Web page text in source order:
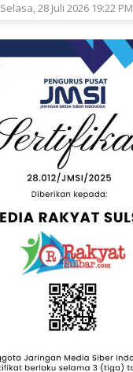
Selasa, 28 Juli 2026 19:22 PM